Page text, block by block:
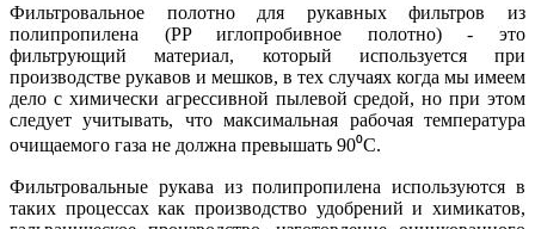
Фильтровальное полотно для рукавных фильтров из
полипропилена (PP иглопробивное полотно) - это
фильтрующий материал, который используется при
производстве рукавов и мешков, в тех случаях когда мы имеем
дело с химически агрессивной пылевой средой, но при этом
следует учитывать, что максимальная рабочая температура
очищаемого газа не должна превышать 90⁰С.
Фильтровальные рукава из полипропилена используются в
таких процессах как производство удобрений и химикатов,